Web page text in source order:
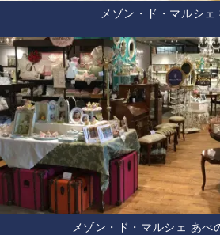
メゾン・ド・マルシェ
メゾン・ド・マルシェ あべ